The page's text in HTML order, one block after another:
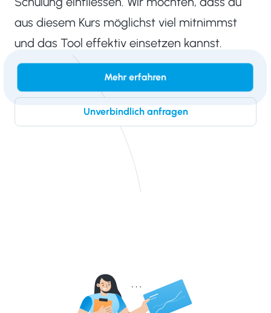
aus diesem Kurs möglichst viel mitnimmst
und das Tool effektiv einsetzen kannst.
Mehr erfahren
Unverbindlich anfragen